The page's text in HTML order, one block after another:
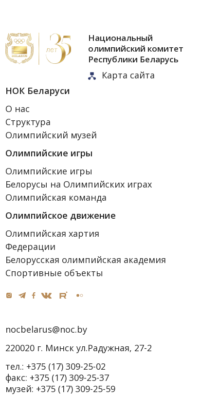
Национальный
олимпийский комитет
Республики Беларусь
Карта сайта
НОК Беларуси
О нас
Структура
Олимпийский музей
Олимпийские игры
Олимпийские игры
Белорусы на Олимпийских играх
Олимпийская команда
Олимпийское движение
Олимпийская хартия
Федерации
Белорусская олимпийская академия
Спортивные объекты
nocbelarus@noc.by
220020 г. Минск ул.Радужная, 27-2
тел.: +375 (17) 309-25-02
факс: +375 (17) 309-25-37
музей: +375 (17) 309-25-59